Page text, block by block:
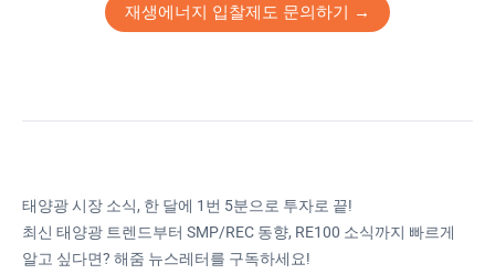
재생에너지 입찰제도 문의하기 →
태양광 시장 소식, 한 달에 1번 5분으로 투자로 끝!
최신 태양광 트렌드부터 SMP/REC 동향, RE100 소식까지 빠르게
알고 싶다면? 해줌 뉴스레터를 구독하세요!